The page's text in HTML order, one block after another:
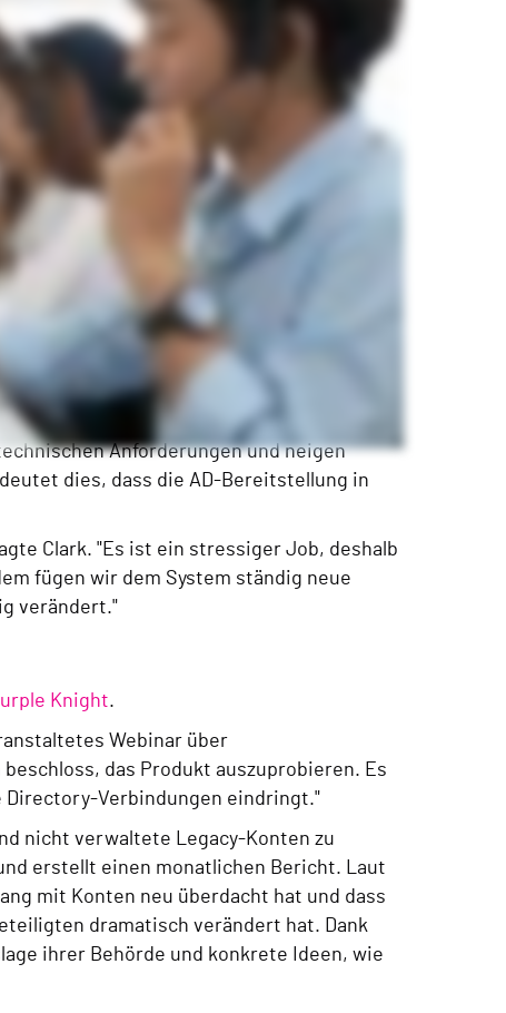
besondere Herausforderung. Sie
Anforderungen und neigen
dies, dass die AD-Bereitstellung in
Clark. "Es ist ein stressiger Job, deshalb
fügen wir dem System ständig neue
verändert."
Knight.
Webinar über
das Produkt auszuprobieren. Es
Directory-Verbindungen eindringt."
nicht verwaltete Legacy-Konten zu
erstellt einen monatlichen Bericht. Laut
mit Konten neu überdacht hat und dass
dramatisch verändert hat. Dank
ihrer Behörde und konkrete Ideen, wie